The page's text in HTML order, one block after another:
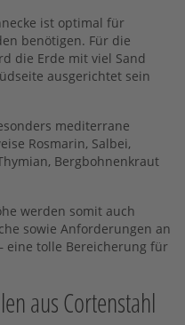
ist optimal für
benötigen. Für die
die Erde mit viel Sand
ausgerichtet sein
mediterrane
Rosmarin, Salbei,
Bergbohnenkraut
werden somit auch
sowie Anforderungen an
eine tolle Bereicherung für
aus Cortenstahl